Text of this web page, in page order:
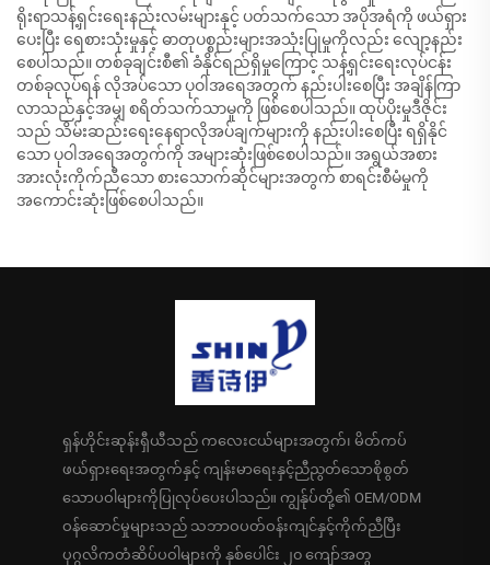
ရိုးရာသန့်ရှင်းရေးနည်းလမ်းများနှင့် ပတ်သက်သော အပိုအရံကို ဖယ်ရှား
ပေးပြီး ရေစားသုံးမှုနှင့် ဓာတုပစ္စည်းများအသုံးပြုမှုကိုလည်း လျော့နည်း
စေပါသည်။ တစ်ခုချင်းစီ၏ ခံနိုင်ရည်ရှိမှုကြောင့် သန့်ရှင်းရေးလုပ်ငန်း
တစ်ခုလုပ်ရန် လိုအပ်သော ပုဝါအရေအတွက် နည်းပါးစေပြီး အချိန်ကြာ
လာသည်နှင့်အမျှ စရိတ်သက်သာမှုကို ဖြစ်စေပါသည်။ ထုပ်ပိုးမှုဒီဇိုင်း
သည် သိမ်းဆည်းရေးနေရာလိုအပ်ချက်များကို နည်းပါးစေပြီး ရရှိနိုင်
သော ပုဝါအရေအတွက်ကို အများဆုံးဖြစ်စေပါသည်။ အရွယ်အစား
အားလုံးကိုက်ညီသော စားသောက်ဆိုင်များအတွက် စာရင်းစီမံမှုကို
အကောင်းဆုံးဖြစ်စေပါသည်။
ရှန်ဟိုင်းဆုန်းရှီယီသည် ကလေးငယ်များအတွက်၊ မိတ်ကပ်
ဖယ်ရှားရေးအတွက်နှင့် ကျန်းမာရေးနှင့်ညီညွတ်သောစိုစွတ်
သောပဝါများကိုပြုလုပ်ပေးပါသည်။ ကျွန်ုပ်တို့၏ OEM/ODM
ဝန်ဆောင်မှုများသည် သဘာဝပတ်ဝန်းကျင်နှင့်ကိုက်ညီပြီး
ပုဂ္ဂလိကတံဆိပ်ပဝါများကို နှစ်ပေါင်း ၂၀ ကျော်အတွ